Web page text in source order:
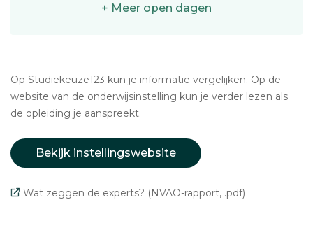
+ Meer open dagen
Op Studiekeuze123 kun je informatie vergelijken. Op de
website van de onderwijsinstelling kun je verder lezen als
de opleiding je aanspreekt.
Bekijk instellingswebsite
Wat zeggen de experts? (NVAO-rapport, .pdf)